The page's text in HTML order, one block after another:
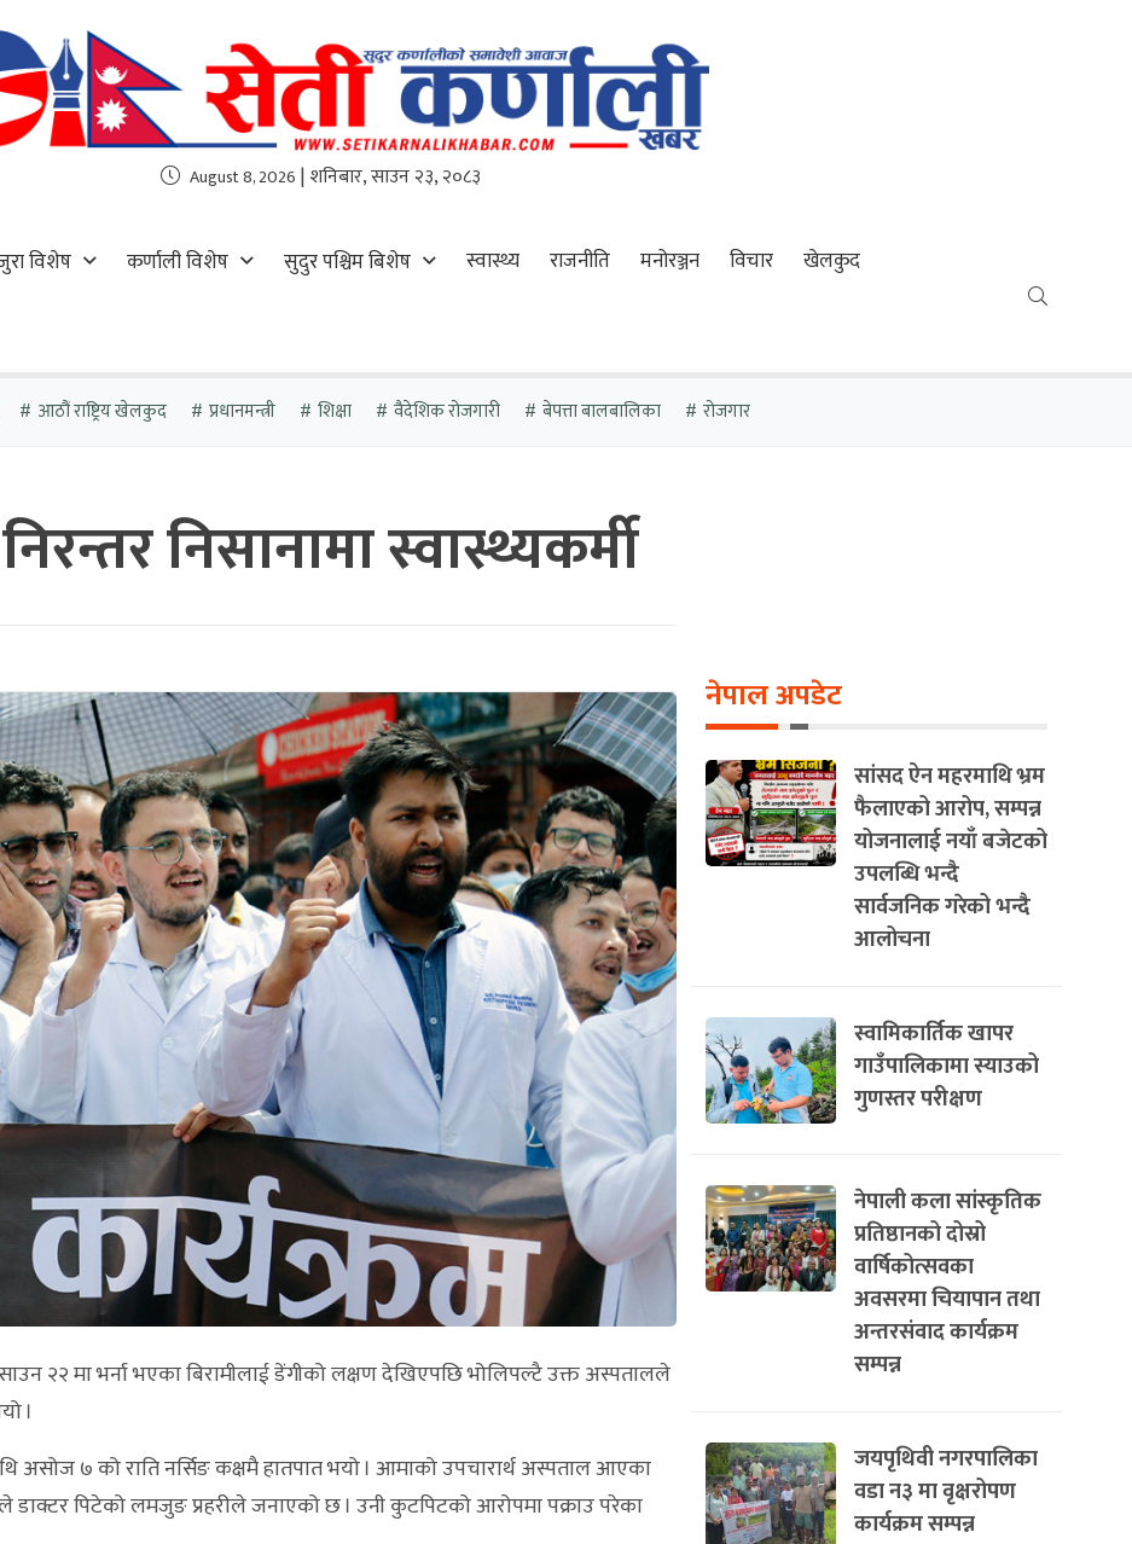
August 8, 2026 | शनिबार, साउन २३, २०८३
विशेष कर्णाली विशेष सुदुर पश्चिम बिशेष स्वास्थ्य राजनीति मनोरञ्जन विचार खेलकुद
आठौं राष्ट्रिय खेलकुद प्रधानमन्त्री शिक्षा वैदेशिक रोजगारी बेपत्ता बालबालिका रोजगार
निरन्तर निसानामा स्वास्थ्यकर्मी
२२ मा भर्ना भएका बिरामीलाई डेंगीको लक्षण देखिएपछि भोलिपल्टै उक्त अस्पतालले
।
असोज ७ को राति नर्सिङ कक्षमै हातपात भयो । आमाको उपचारार्थ अस्पताल आएका
डाक्टर पिटेको लमजुङ प्रहरीले जनाएको छ । उनी कुटपिटको आरोपमा पक्राउ परेका
नेपाल अपडेट
सांसद ऐन महरमाथि भ्रम
फैलाएको आरोप, सम्पन्न
योजनालाई नयाँ बजेटको
उपलब्धि भन्दै
सार्वजनिक गरेको भन्दै
आलोचना
स्वामिकार्तिक खापर
गाउँपालिकामा स्याउको
गुणस्तर परीक्षण
नेपाली कला सांस्कृतिक
प्रतिष्ठानको दोस्रो
वार्षिकोत्सवका
अवसरमा चियापान तथा
अन्तरसंवाद कार्यक्रम
सम्पन्न
जयपृथिवी नगरपालिका
वडा न३ मा वृक्षरोपण
कार्यक्रम सम्पन्न